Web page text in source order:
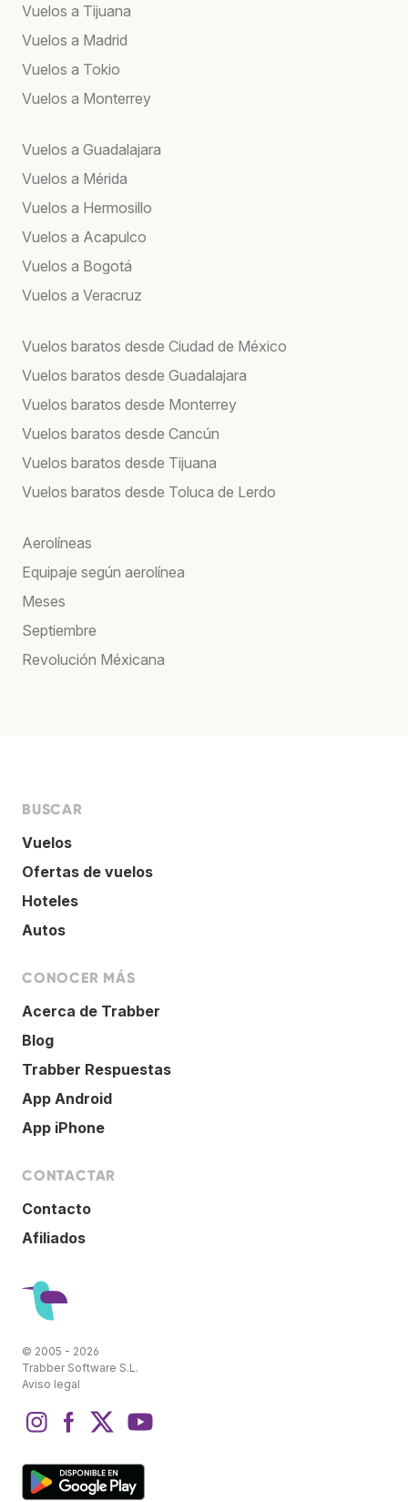
Vuelos a Tijuana
Vuelos a Madrid
Vuelos a Tokio
Vuelos a Monterrey
Vuelos a Guadalajara
Vuelos a Mérida
Vuelos a Hermosillo
Vuelos a Acapulco
Vuelos a Bogotá
Vuelos a Veracruz
Vuelos baratos desde Ciudad de México
Vuelos baratos desde Guadalajara
Vuelos baratos desde Monterrey
Vuelos baratos desde Cancún
Vuelos baratos desde Tijuana
Vuelos baratos desde Toluca de Lerdo
Aerolíneas
Equipaje según aerolínea
Meses
Septiembre
Revolución Méxicana
BUSCAR
Vuelos
Ofertas de vuelos
Hoteles
Autos
CONOCER MÁS
Acerca de Trabber
Blog
Trabber Respuestas
App Android
App iPhone
CONTACTAR
Contacto
Afiliados
© 2005 - 2026
Trabber Software S.L.
Aviso legal